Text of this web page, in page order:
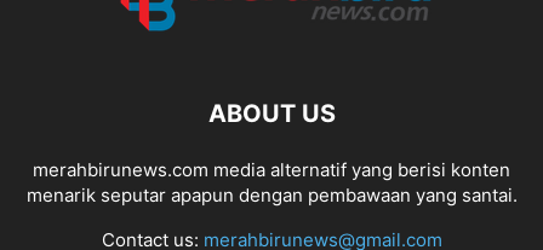
ABOUT US
merahbirunews.com media alternatif yang berisi konten
menarik seputar apapun dengan pembawaan yang santai.
Contact us: merahbirunews@gmail.com